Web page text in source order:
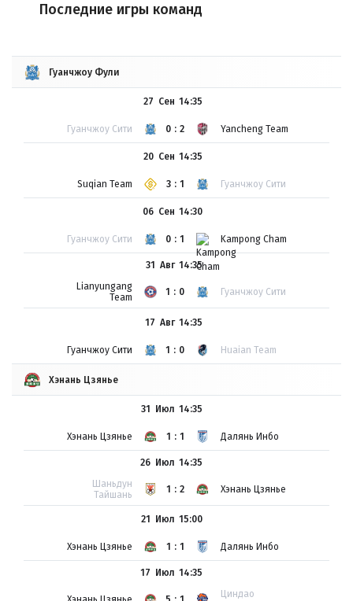
Последние игры команд
Гуанчжоу Фули
27 Сен
Гуанчжоу Сити 0:2 Yancheng Team
14:35
20 Сен
Suqian Team 3:1 Гуанчжоу Сити
14:35
06 Сен
Гуанчжоу Сити 0:1 Kampong Cham
14:30
31 Авг
Lianyungang
Team
1:0 Гуанчжоу Сити
14:35
17 Авг
Гуанчжоу Сити 1:0 Huaian Team
14:35
Хэнань Цзянье
31 Июл
Хэнань Цзянье 1:1 Далянь Инбо
14:35
26 Июл
Шаньдун
Тайшань
1:2 Хэнань Цзянье
14:35
21 Июл
Хэнань Цзянье 1:1 Далянь Инбо
15:00
17 Июл
Циндао
14:35